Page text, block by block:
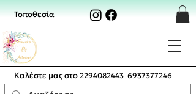
Τοποθεσία
Καλέστε μας στο 2294082443 6937377246